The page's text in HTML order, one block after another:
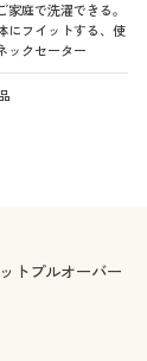
家庭で洗濯できる。
にフイットする、使
ックセーター
トプルオーバー